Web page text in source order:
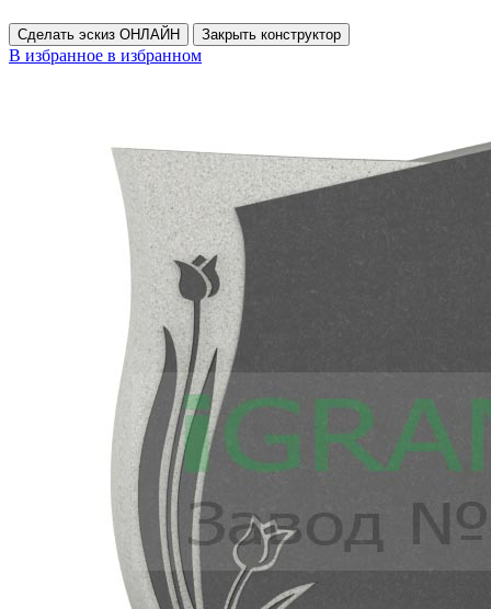
Сделать эскиз ОНЛАЙН Закрыть конструктор
В избранное в избранном